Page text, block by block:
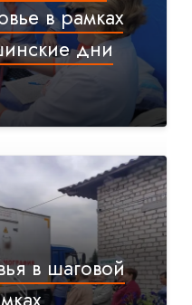
в рамках
дни
в шаговой